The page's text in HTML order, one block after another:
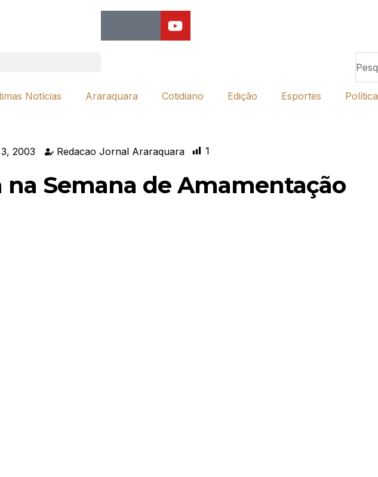
Notícias Araraquara Cotidiano Edição Esportes Política
2003 Redacao Jornal Araraquara 1
Semana de Amamentação